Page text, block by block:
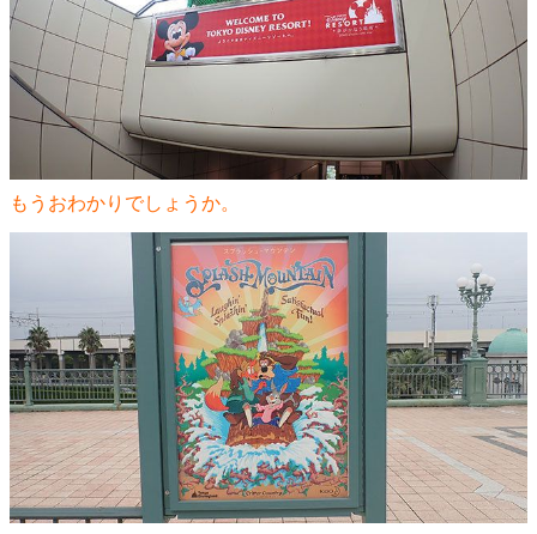
もうおわかりでしょうか。